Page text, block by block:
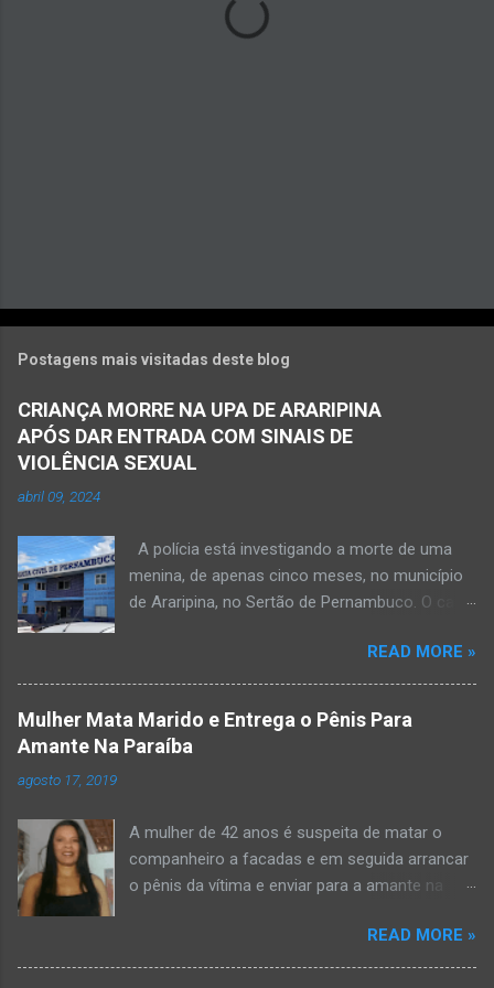
Postagens mais visitadas deste blog
CRIANÇA MORRE NA UPA DE ARARIPINA
APÓS DAR ENTRADA COM SINAIS DE
VIOLÊNCIA SEXUAL
abril 09, 2024
A polícia está investigando a morte de uma
menina, de apenas cinco meses, no município
de Araripina, no Sertão de Pernambuco. O caso
morte a esclarecer”. A PM diz que, na segunda-
feira (8), foi acionada para verificar uma
possível ocorrência de estupro de vulnerável,
na UPA da cidade, mas ao chegar ao local a
vítima estava com um quadro de desidratação
e desnutrição, além de apresentar ruptura anal
e vaginal. Os pais informaram que a criança
sinais de mal-estar. Segundo a PM, os pais só
levaram a menina para UPA após uma piora no
READ MORE »
Mulher Mata Marido e Entrega o Pênis Para
Amante Na Paraíba
agosto 17, 2019
A mulher de 42 anos é suspeita de matar o
companheiro a facadas e em seguida arrancar
o pênis da vítima e enviar para a amante na
da Paraíba. De acordo com o G1, o delegado
Kelsen Vasconcelos, responsável pelo caso, a
READ MORE »